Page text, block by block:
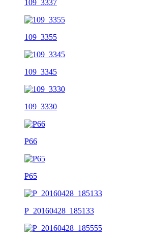
109_3337
109_3355
109_3345
109_3330
P66
P65
P_20160428_185133